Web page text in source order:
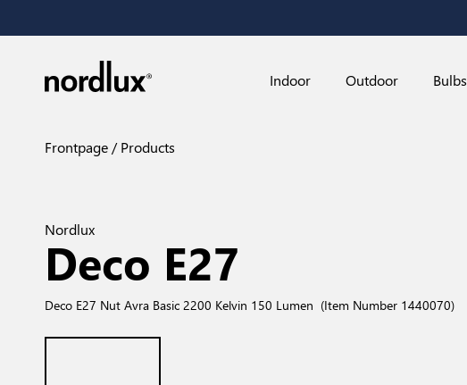
Indoor Outdoor Bulbs
Frontpage Products
Nordlux
Deco E27
Deco E27 Nut Avra Basic 2200 Kelvin 150 Lumen (Item Number 1440070)